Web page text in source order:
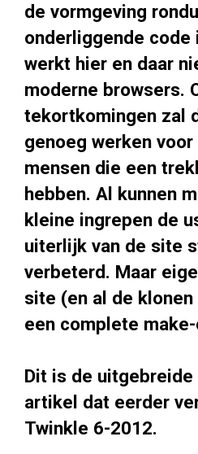
de vormgeving
onderliggende code
werkt hier en daar
moderne browsers.
tekortkomingen zal
genoeg werken
mensen die een
hebben. Al kunnen
kleine ingrepen de
uiterlijk van de site
verbeterd. Maar
site (en al de
een complete make-
Dit is de uitgebreide
artikel dat eerder
Twinkle 6-2012.